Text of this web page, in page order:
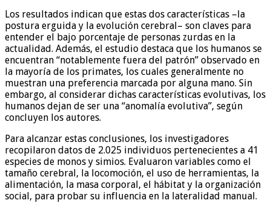
Los resultados indican que estas dos características –la
postura erguida y la evolución cerebral– son claves para
entender el bajo porcentaje de personas zurdas en la
actualidad. Además, el estudio destaca que los humanos se
encuentran “notablemente fuera del patrón” observado en
la mayoría de los primates, los cuales generalmente no
muestran una preferencia marcada por alguna mano. Sin
embargo, al considerar dichas características evolutivas, los
humanos dejan de ser una “anomalía evolutiva”, según
concluyen los autores.
Para alcanzar estas conclusiones, los investigadores
recopilaron datos de 2.025 individuos pertenecientes a 41
especies de monos y simios. Evaluaron variables como el
tamaño cerebral, la locomoción, el uso de herramientas, la
alimentación, la masa corporal, el hábitat y la organización
social, para probar su influencia en la lateralidad manual.